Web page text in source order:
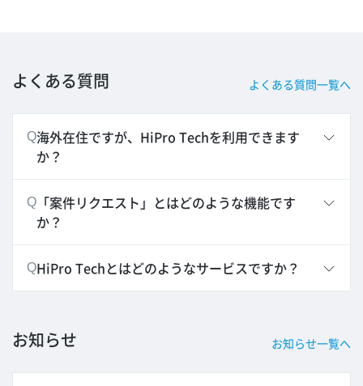
よくある質問 よくある質問一覧へ
Q海外在住ですが、HiPro Techを利用できます
か？
Q
「案件リクエスト」とはどのような機能です
か？
QHiPro Techとはどのようなサービスですか？
お知らせ お知らせ一覧へ